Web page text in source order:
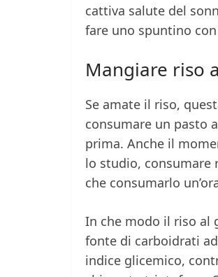
cattiva salute del
fare uno spuntino
Mangiare riso
Se amate il riso,
consumare un pasto
prima. Anche il
lo studio, consumare
che consumarlo
In che modo il riso al
fonte di carboidrati
indice glicemico,